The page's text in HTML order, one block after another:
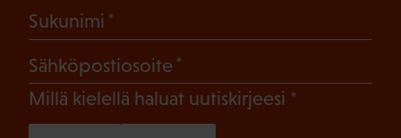
Sukunimi
Sähköpostiosoite
Millä kielellä haluat uutiskirjeesi (Pakollinen)